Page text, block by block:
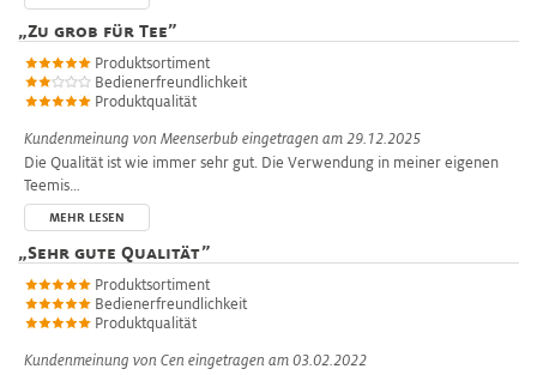
„Zu grob für Tee”
Produktsortiment
Bedienerfreundlichkeit
Produktqualität
Kundenmeinung von Meenserbub eingetragen am 29.12.2025
Die Qualität ist wie immer sehr gut. Die Verwendung in meiner eigenen
Teemis…
MEHR LESEN
„Sehr gute Qualität”
Produktsortiment
Bedienerfreundlichkeit
Produktqualität
Kundenmeinung von Cen eingetragen am 03.02.2022